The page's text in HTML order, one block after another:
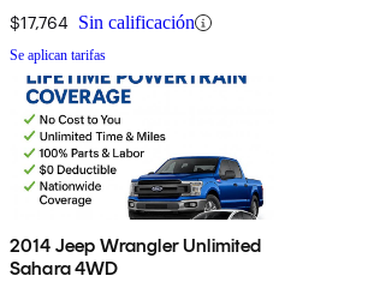
$17,764 Sin calificación
Se aplican tarifas
2014 Jeep Wrangler Unlimited
Sahara 4WD